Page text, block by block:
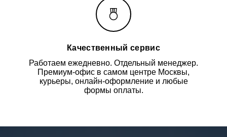
Качественный сервис
Работаем ежедневно. Отдельный менеджер.
Премиум-офис в самом центре Москвы,
курьеры, онлайн-оформление и любые
формы оплаты.